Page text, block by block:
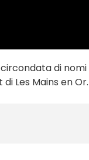
di nomi
Les Mains en Or.